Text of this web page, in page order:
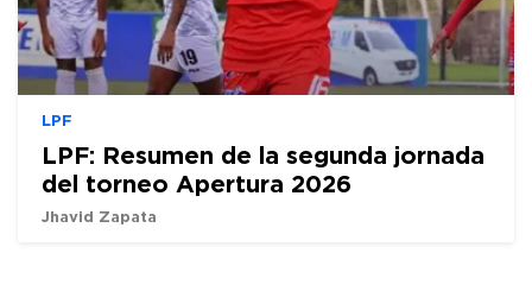
LPF
LPF: Resumen de la segunda jornada
del torneo Apertura 2026
Jhavid Zapata